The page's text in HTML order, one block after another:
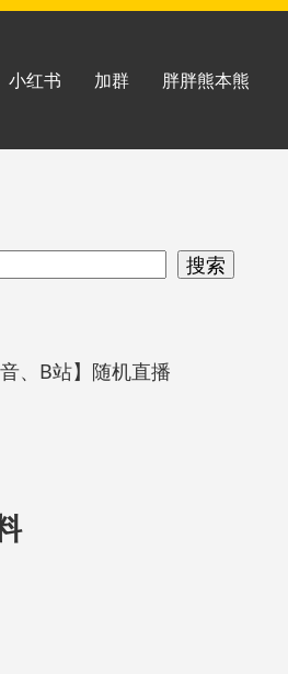
小红书 加群 胖胖熊本熊
搜索
、B站】随机直播